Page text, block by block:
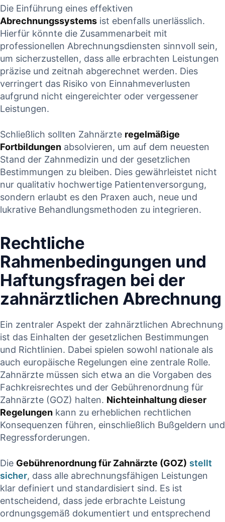
Die⁢ Einführung eines effektiven
Abrechnungssystems ist ebenfalls ⁤unerlässlich.
Hierfür könnte die‍ Zusammenarbeit mit
professionellen Abrechnungsdiensten sinnvoll sein,​
um sicherzustellen, dass⁣ alle erbrachten ⁢Leistungen
⁣präzise und zeitnah abgerechnet​ werden. Dies‍
verringert das Risiko von Einnahmeverlusten ​
aufgrund nicht eingereichter oder vergessener
Leistungen.
Schließlich sollten ⁢Zahnärzte⁣ regelmäßige
⁢Fortbildungen absolvieren, ‌um auf dem neuesten
Stand der Zahnmedizin und der gesetzlichen
Bestimmungen zu⁢ bleiben. Dies gewährleistet⁣ nicht
nur qualitativ hochwertige Patientenversorgung,
sondern ‍erlaubt es⁣ den Praxen⁢ auch, ⁣neue‍ und‍
lukrative Behandlungsmethoden zu integrieren.
Rechtliche
Rahmenbedingungen und
Haftungsfragen ​bei der
zahnärztlichen Abrechnung
Ein⁣ zentraler‌ Aspekt der ‌zahnärztlichen Abrechnung
ist das ​Einhalten der gesetzlichen⁤ Bestimmungen⁢
und Richtlinien. Dabei spielen sowohl⁤ nationale als
auch europäische Regelungen eine ⁣zentrale Rolle.
Zahnärzte​ müssen⁤ sich etwa an die Vorgaben⁤ des
Fachkreisrechtes und der Gebührenordnung für
Zahnärzte (GOZ) halten. Nichteinhaltung dieser ​
Regelungen kann zu erheblichen rechtlichen‌
Konsequenzen führen, ⁣einschließlich Bußgeldern und
Regressforderungen.
Die Gebührenordnung für Zahnärzte (GOZ) stellt
sicher, dass alle abrechnungsfähigen Leistungen
klar definiert und standardisiert sind. Es ist
entscheidend, dass jede erbrachte Leistung
ordnungsgemäß dokumentiert und entsprechend‌